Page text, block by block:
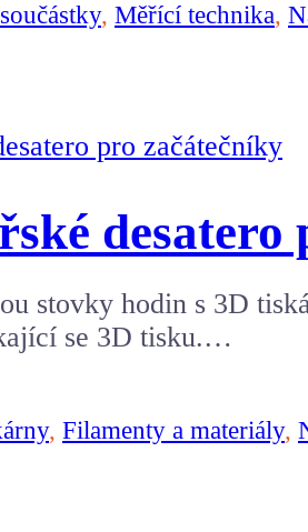
, Měřící technika,
desatero
stovky hodin s 3D
se 3D tisku.…
, Filamenty a materiály,